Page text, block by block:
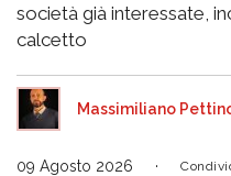
società già interessate,
calcetto
Massimiliano
09 Agosto 2026